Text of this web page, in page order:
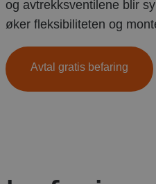
og avtrekksventilene blir
øker fleksibiliteten og
Avtal gratis befaring